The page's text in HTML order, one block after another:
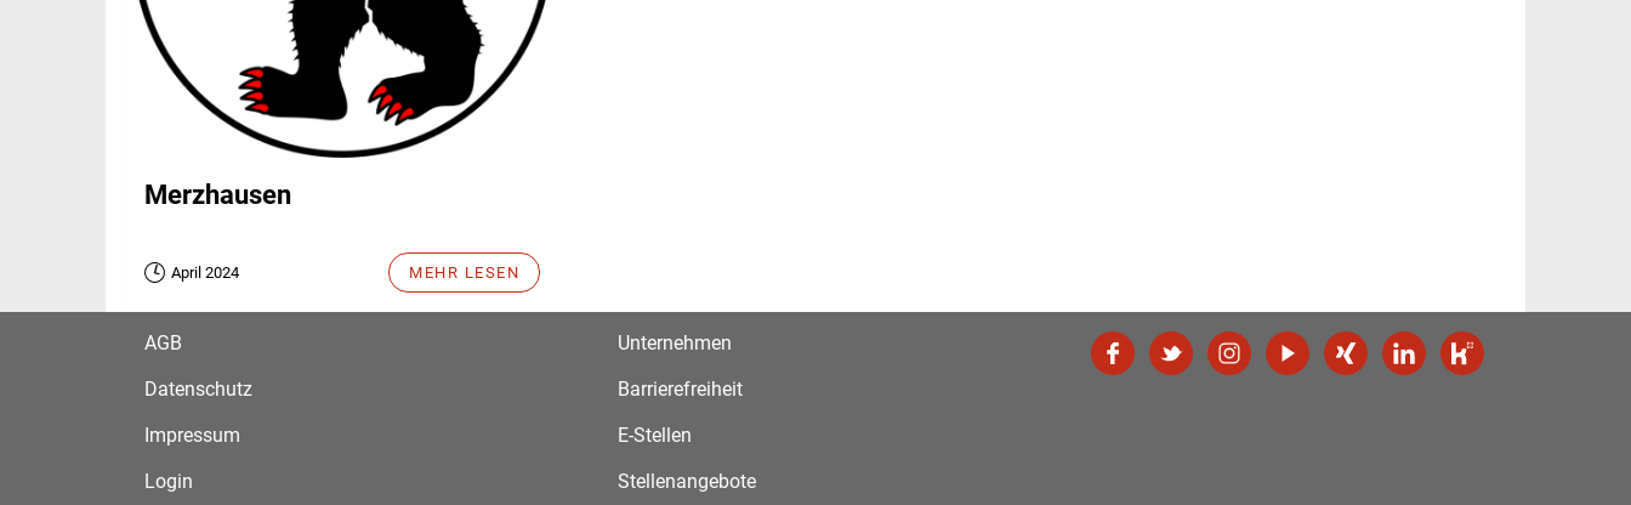
Merzhausen
April 2024 MEHR LESEN
AGB
Datenschutz
Impressum
Login
Unternehmen
Barrierefreiheit
E-Stellen
Stellenangebote